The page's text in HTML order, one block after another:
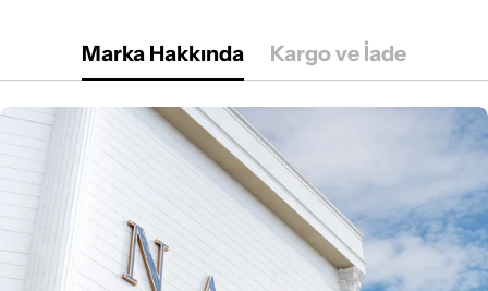
Marka Hakkında Kargo ve İade